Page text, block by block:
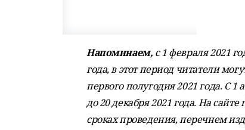
Напоминаем, с 1 февраля 2021
года, в этот период читатели
первого полугодия 2021 года. С 1
до 20 декабря 2021 года. На
сроках проведения, перечнем